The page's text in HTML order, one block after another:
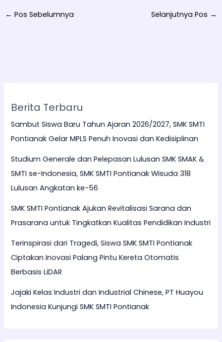
← Pos Sebelumnya Selanjutnya Pos →
Berita Terbaru
Sambut Siswa Baru Tahun Ajaran 2026/2027, SMK SMTI
Pontianak Gelar MPLS Penuh Inovasi dan Kedisiplinan
Studium Generale dan Pelepasan Lulusan SMK SMAK &
SMTI se-Indonesia, SMK SMTI Pontianak Wisuda 318
Lulusan Angkatan ke-56
SMK SMTI Pontianak Ajukan Revitalisasi Sarana dan
Prasarana untuk Tingkatkan Kualitas Pendidikan Industri
Terinspirasi dari Tragedi, Siswa SMK SMTI Pontianak
Ciptakan Inovasi Palang Pintu Kereta Otomatis
Berbasis LiDAR
Jajaki Kelas Industri dan Industrial Chinese, PT Huayou
Indonesia Kunjungi SMK SMTI Pontianak